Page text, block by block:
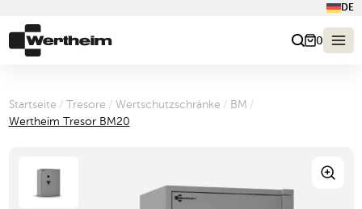
DE
0
Startseite / Tresore / Wertschutzschränke / BM /
Wertheim Tresor BM20